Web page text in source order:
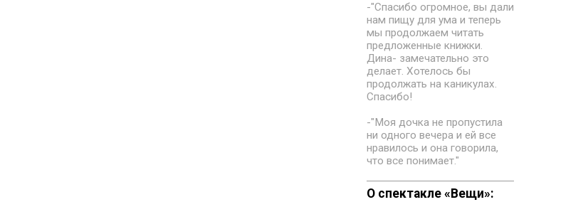
-"Спасибо огромное, вы дали
нам пищу для ума и теперь
мы продолжаем читать
предложенные книжки.
Дина- замечательно это
делает. Хотелось бы
продолжать на каникулах.
Спасибо!
-"Моя дочка не пропустила
ни одного вечера и ей все
нравилось и она говорила,
что все понимает."
О спектакле «Вещи»: